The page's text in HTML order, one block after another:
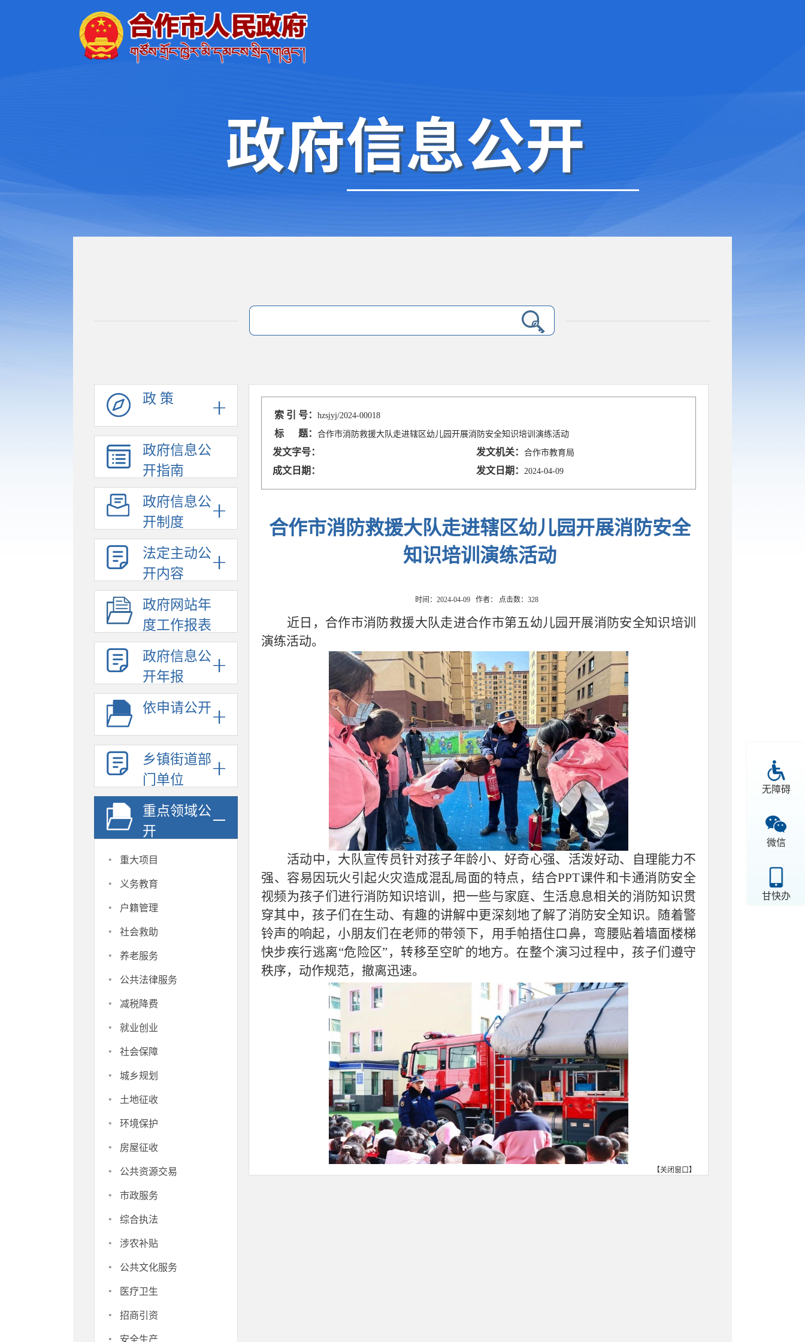
无障碍
微信
甘快办
政 策
政府信息公
开指南
政府信息公
开制度
法定主动公
开内容
政府网站年
度工作报表
政府信息公
开年报
依申请公开
乡镇街道部
门单位
重点领域公
开
· 重大项目
· 义务教育
· 户籍管理
· 社会救助
· 养老服务
· 公共法律服务
· 减税降费
· 就业创业
· 社会保障
· 城乡规划
· 土地征收
· 环境保护
· 房屋征收
· 公共资源交易
· 市政服务
· 综合执法
· 涉农补贴
· 公共文化服务
· 医疗卫生
· 招商引资
安全生产
索 引 号：hzsjyj/2024-00018
标 题：合作市消防救援大队走进辖区幼儿园开展消防安全知识培训演练活动
发文字号： 发文机关：合作市教育局
成文日期： 发文日期： 2024-04-09
合作市消防救援大队走进辖区幼儿园开展消防安全
知识培训演练活动
时间：2024-04-09 作者： 点击数： 328
近日，合作市消防救援大队走进合作市第五幼儿园开展消防安全知识培训
演练活动。
活动中，大队宣传员针对孩子年龄小、好奇心强、活泼好动、自理能力不
强、容易因玩火引起火灾造成混乱局面的特点，结合PPT课件和卡通消防安全
视频为孩子们进行消防知识培训，把一些与家庭、生活息息相关的消防知识贯
穿其中，孩子们在生动、有趣的讲解中更深刻地了解了消防安全知识。随着警
铃声的响起，小朋友们在老师的带领下，用手帕捂住口鼻，弯腰贴着墙面楼梯
快步疾行逃离“危险区”，转移至空旷的地方。在整个演习过程中，孩子们遵守
秩序，动作规范，撤离迅速。
【关闭窗口】